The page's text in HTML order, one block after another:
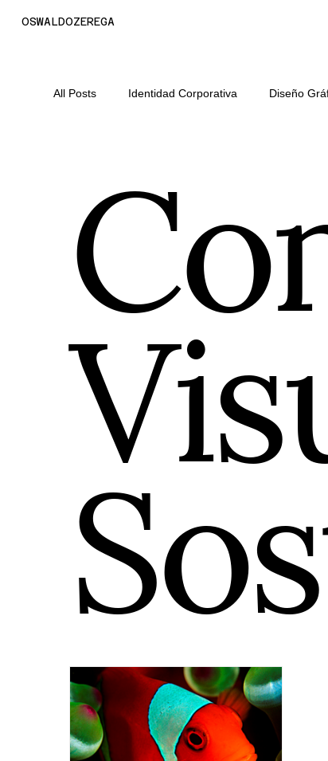
OSWALDOZEREGA
All Posts Identidad Corporativa Diseño